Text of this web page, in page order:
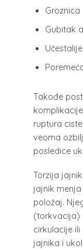
Groznica
Gubitak
Takođe
ruptura
veoma
posledice
Torzija
jajnik
položaj.
(torkvacija)
cirkulacije
jajnika i